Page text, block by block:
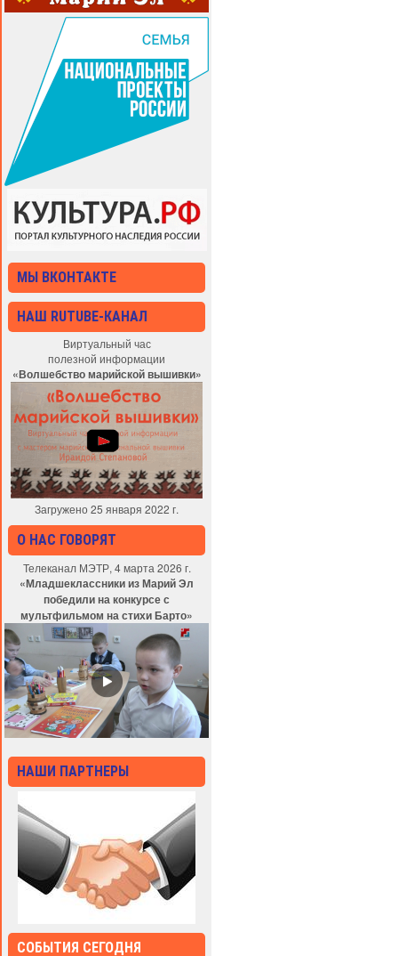
МЫ ВКОНТАКТЕ
НАШ RUTUBE-КАНАЛ
Виртуальный час
полезной информации
«Волшебство марийской вышивки»
Загружено 25 января 2022 г.
О НАС ГОВОРЯТ
Телеканал МЭТР, 4 марта 2026 г.
«Младшеклассники из Марий Эл
победили на конкурсе с
мультфильмом на стихи Барто»
НАШИ ПАРТНЕРЫ
СОБЫТИЯ СЕГОДНЯ